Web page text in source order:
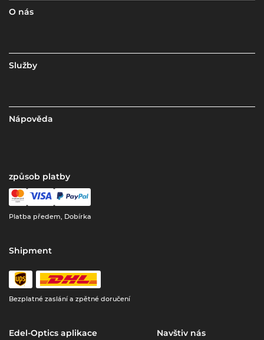
O nás
Služby
Nápověda
způsob platby
Platba předem, Dobírka
Shipment
Bezplatné zaslání a zpětné doručení
Edel-Optics aplikace Navštiv nás